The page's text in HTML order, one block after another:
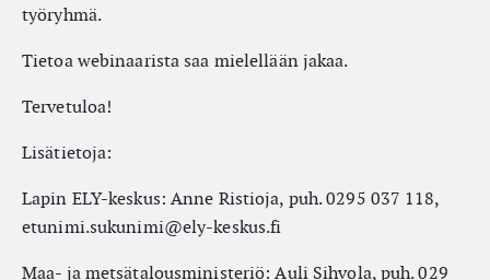
työryhmä.
Tietoa webinaarista saa mielellään jakaa.
Tervetuloa!
Lisätietoja:
Lapin ELY-keskus: Anne Ristioja, puh. 0295 037 118,
etunimi.sukunimi@ely-keskus.fi
Maa- ja metsätalousministeriö: Auli Sihvola, puh. 029